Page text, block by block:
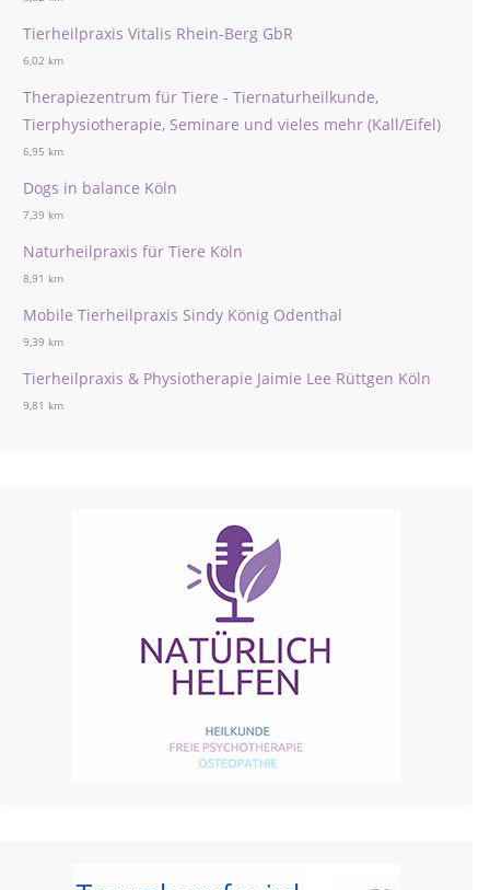
Tierheilpraxis Vitalis Rhein-Berg GbR
6,02 km
Therapiezentrum für Tiere - Tiernaturheilkunde,
Tierphysiotherapie, Seminare und vieles mehr (Kall/Eifel)
6,95 km
Dogs in balance Köln
7,39 km
Naturheilpraxis für Tiere Köln
8,91 km
Mobile Tierheilpraxis Sindy König Odenthal
9,39 km
Tierheilpraxis & Physiotherapie Jaimie Lee Rüttgen Köln
9,81 km